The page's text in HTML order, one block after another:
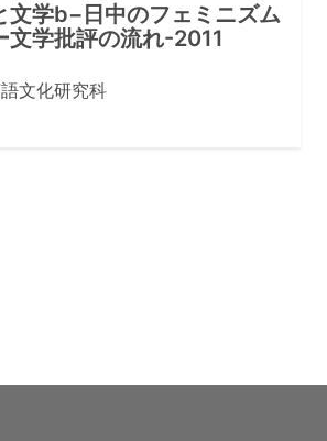
文学b−日中のフェミニズム
文学批評の流れ-2011
文化研究科